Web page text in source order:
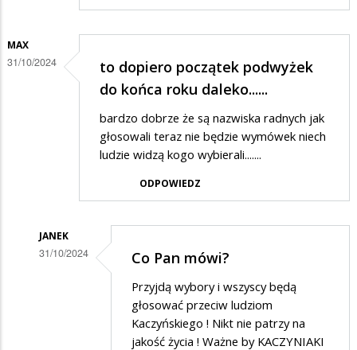
MAX
31/10/2024
to dopiero początek podwyżek
do końca roku daleko......
bardzo dobrze że są nazwiska radnych jak
głosowali teraz nie będzie wymówek niech
ludzie widzą kogo wybierali.......
ODPOWIEDZ
JANEK
31/10/2024 Co Pan mówi?
Przyjdą wybory i wszyscy będą
głosować przeciw ludziom
Kaczyńskiego ! Nikt nie patrzy na
jakość życia ! Ważne by KACZYNIAKI